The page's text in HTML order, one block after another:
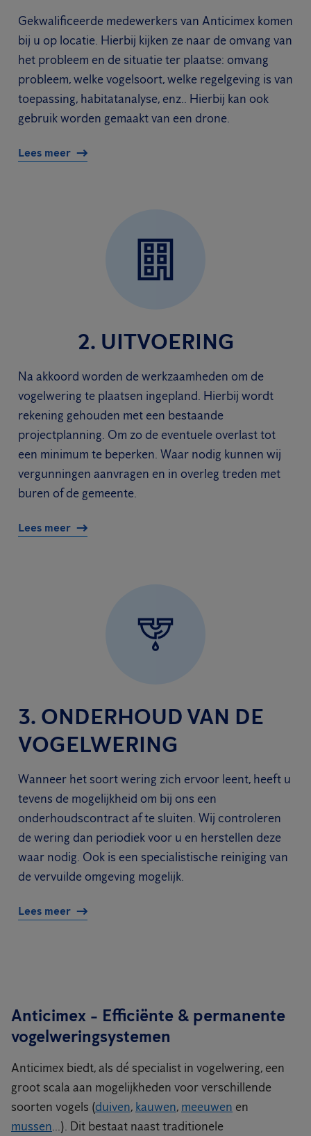
Gekwalificeerde medewerkers van Anticimex komen
bij u op locatie. Hierbij kijken ze naar de omvang van
het probleem en de situatie ter plaatse: omvang
probleem, welke vogelsoort, welke regelgeving is van
toepassing, habitatanalyse, enz.. Hierbij kan ook
gebruik worden gemaakt van een drone.
Lees meer
2. UITVOERING
Na akkoord worden de werkzaamheden om de
vogelwering te plaatsen ingepland. Hierbij wordt
rekening gehouden met een bestaande
projectplanning. Om zo de eventuele overlast tot
een minimum te beperken. Waar nodig kunnen wij
vergunningen aanvragen en in overleg treden met
buren of de gemeente.
Lees meer
3. ONDERHOUD VAN DE
VOGELWERING
Wanneer het soort wering zich ervoor leent, heeft u
tevens de mogelijkheid om bij ons een
onderhoudscontract af te sluiten. Wij controleren
de wering dan periodiek voor u en herstellen deze
waar nodig. Ook is een specialistische reiniging van
de vervuilde omgeving mogelijk.
Lees meer
Anticimex - Efficiënte & permanente
vogelweringsystemen
Anticimex biedt, als dé specialist in vogelwering, een
groot scala aan mogelijkheden voor verschillende
soorten vogels (duiven, kauwen, meeuwen en
mussen...). Dit bestaat naast traditionele